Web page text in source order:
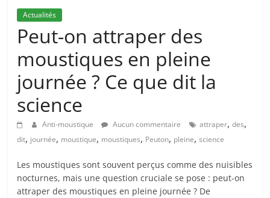
Actualités
Peut-on attraper des
moustiques en pleine
journée ? Ce que dit la
science
Anti-moustique Aucun commentaire attraper,des,
dit, journée, moustique, moustiques, Peuton, pleine,science
Les moustiques sont souvent perçus comme des nuisibles
nocturnes, mais une question cruciale se pose : peut-on
attraper des moustiques en pleine journée ? De